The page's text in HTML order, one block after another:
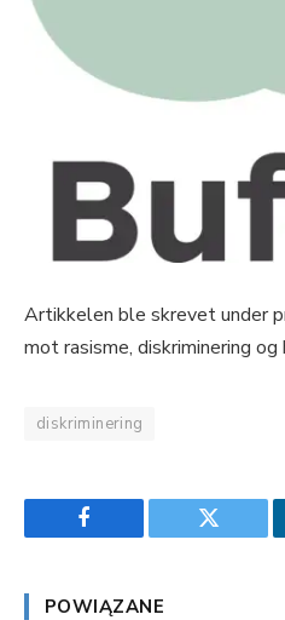
Artikkelen ble skrevet under
mot rasisme, diskriminering
diskriminering
Facebook Twitter
POWIĄZANE